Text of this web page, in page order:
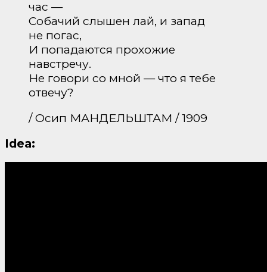
час —
Собачий слышен лай, и запад
не погас,
И попадаются прохожие
навстречу.
Не говори со мной — что я тебе
отвечу?
/ Осип МАНДЕЛЬШТАМ / 1909
Idea: